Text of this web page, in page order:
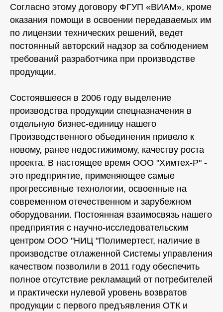
Согласно этому договору ФГУП «ВИАМ», кроме
оказания помощи в освоении передаваемых им
по лицензии технических решений, ведет
постоянный авторский надзор за соблюдением
требований разработчика при производстве
продукции.
Состоявшееся в 2006 году выделение
производства продукции спецназначения в
отдельную бизнес-единицу нашего
Производственного объединения привело к
новому, ранее недостижимому, качеству роста
проекта. В настоящее время ООО "Химтех-Р" -
это предприятие, применяющее самые
прогрессивные технологии, освоенные на
современном отечественном и зарубежном
оборудовании. Постоянная взаимосвязь нашего
предприятия с научно-исследовательским
центром ООО "НИЦ "Полимертест, наличие в
производстве отлаженной Системы управления
качеством позволили в 2011 году обеспечить
полное отсутствие рекламаций от потребителей
и практически нулевой уровень возвратов
продукции с первого предъявления ОТК и